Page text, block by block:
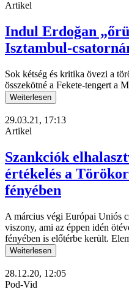
Artikel
Indul Erdoğan
Isztambul-
Sok kétség és kritika övezi a
összekötné a Fekete-tengert a
Weiterlesen
29.03.21, 17:13
Artikel
Szankciók
értékelés a
fényében
A március végi Európai Uniós
viszony, ami az éppen idén
fényében is előtérbe került.
Weiterlesen
28.12.20, 12:05
Pod-Vid